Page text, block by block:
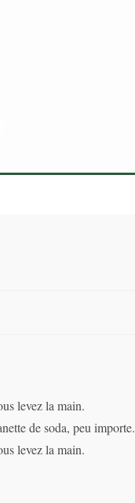
levez la main.
de soda, peu importe.
levez la main.